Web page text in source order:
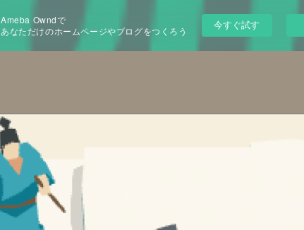
Ameba Owndで
あなただけのホームページやブログをつくろう
今すぐ試す